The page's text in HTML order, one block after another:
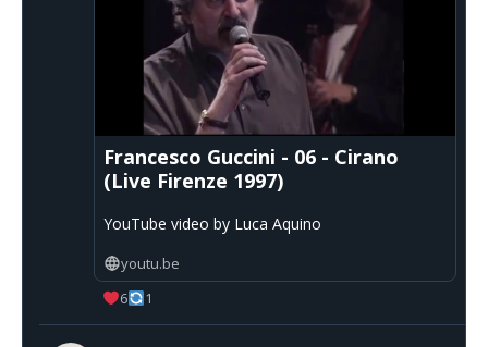
Francesco Guccini - 06 - Cirano
(Live Firenze 1997)
YouTube video by Luca Aquino
youtu.be
6
1